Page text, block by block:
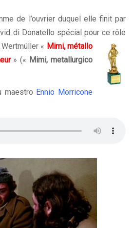
de l’ouvrier duquel elle finit par
di Donatello spécial pour ce rôl e
« Mimi, métallo
» (« Mimi, metallurgico
maestro Ennio Morricone